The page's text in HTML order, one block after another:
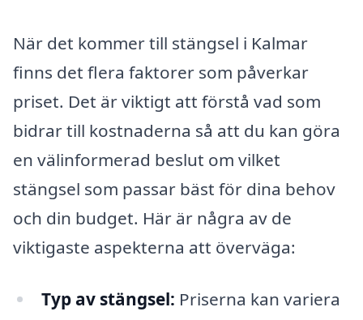
När det kommer till stängsel i Kalmar
finns det flera faktorer som påverkar
priset. Det är viktigt att förstå vad som
bidrar till kostnaderna så att du kan göra
en välinformerad beslut om vilket
stängsel som passar bäst för dina behov
och din budget. Här är några av de
viktigaste aspekterna att överväga:
Typ av stängsel: Priserna kan variera